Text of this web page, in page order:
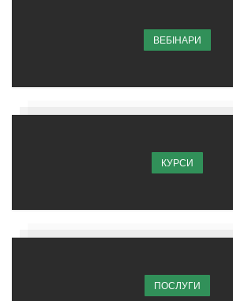
ВЕБІНАРИ
КУРСИ
ПОСЛУГИ